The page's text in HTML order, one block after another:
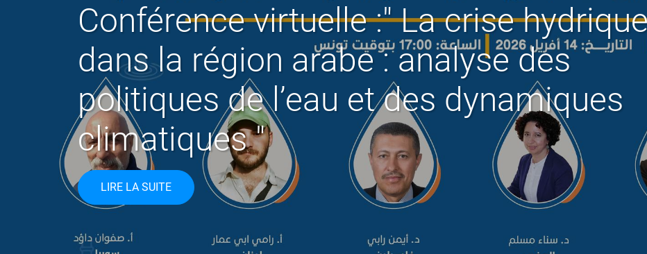
Conférence virtuelle :" La crise
dans la région arabe : analyse des
politiques de l’eau et des dynamiques
climatiques "
LIRE LA SUITE